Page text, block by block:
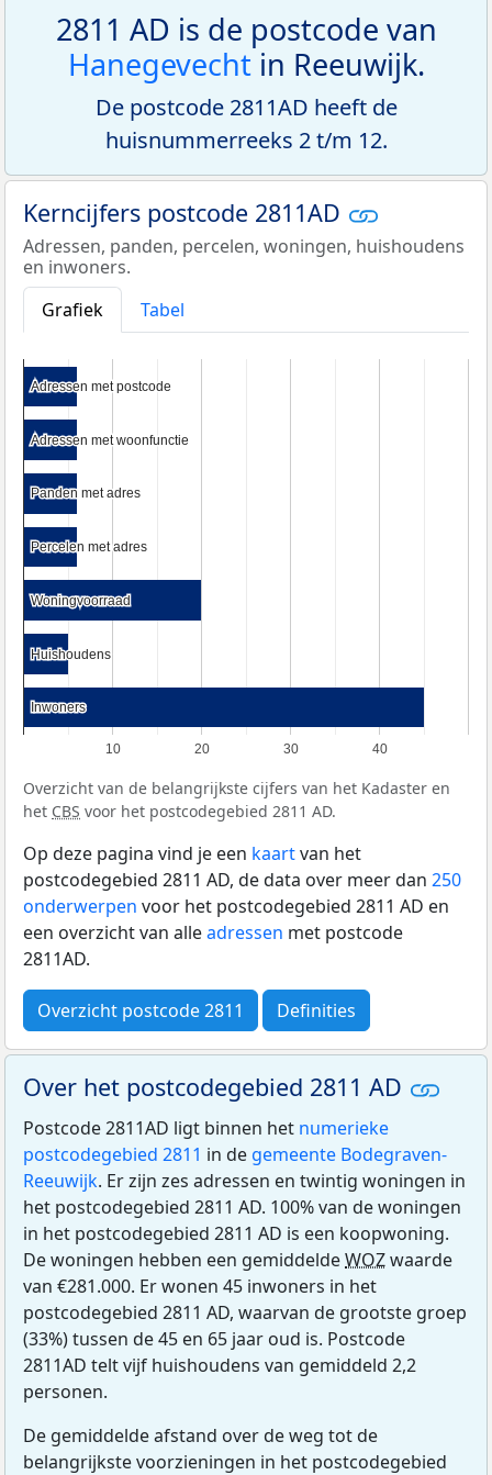
2811 AD is de postcode van
Hanegevechtin Reeuwijk.
De postcode 2811AD heeft de
huisnummerreeks 2 t/m 12.
Kerncijfers postcode 2811AD
Adressen, panden, percelen, woningen, huishoudens
en inwoners.
Grafiek
Tabel
10 20 30 40
Adressen met postcode
Adressen met postcode
Adressen met woonfunctie
Adressen met woonfunctie
Panden met adres
Panden met adres
Percelen met adres
Percelen met adres
Woningvoorraad
Woningvoorraad
Huishoudens
Huishoudens
Inwoners
Inwoners
Overzicht van de belangrijkste cijfers van het Kadaster en
het CBS voor het postcodegebied 2811 AD.
Op deze pagina vind je een kaartvan het
postcodegebied 2811 AD, de data over meer dan 250
onderwerpen voor het postcodegebied 2811 AD en
een overzicht van alleadressen met postcode
2811AD.
Overzicht postcode 2811 Definities
Over het postcodegebied 2811 AD
Postcode 2811AD ligt binnen het numerieke
postcodegebied 2811 in de gemeente Bodegraven-
Reeuwijk. Er zijn zes adressen en twintig woningen in
het postcodegebied 2811 AD. 100% van de woningen
in het postcodegebied 2811 AD is een koopwoning.
De woningen hebben een gemiddeldeWOZwaarde
van €281.000. Er wonen 45 inwoners in het
postcodegebied 2811 AD, waarvan de grootste groep
(33%) tussen de 45 en 65 jaar oud is. Postcode
2811AD telt vijf huishoudens van gemiddeld 2,2
personen.
De gemiddelde afstand over de weg tot de
belangrijkste voorzieningen in het postcodegebied